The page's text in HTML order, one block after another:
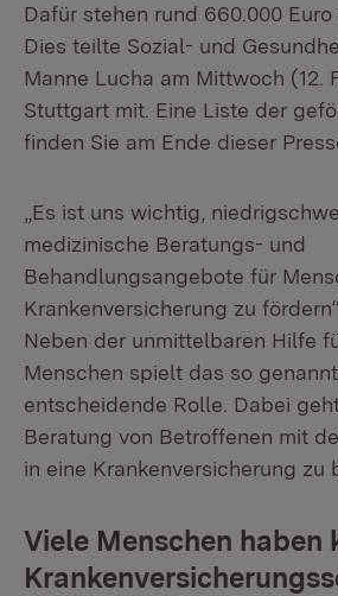
Dafür stehen rund 660.000 Euro
Dies teilte Sozial- und
Manne Lucha am Mittwoch (12.
Stuttgart mit. Eine Liste der
finden Sie am Ende dieser
„Es ist uns wichtig,
medizinische Beratungs- und
Behandlungsangebote für
Krankenversicherung zu
Neben der unmittelbaren Hilfe
Menschen spielt das so
entscheidende Rolle. Dabei
Beratung von Betroffenen mit
in eine Krankenversicherung zu
Viele Menschen haben